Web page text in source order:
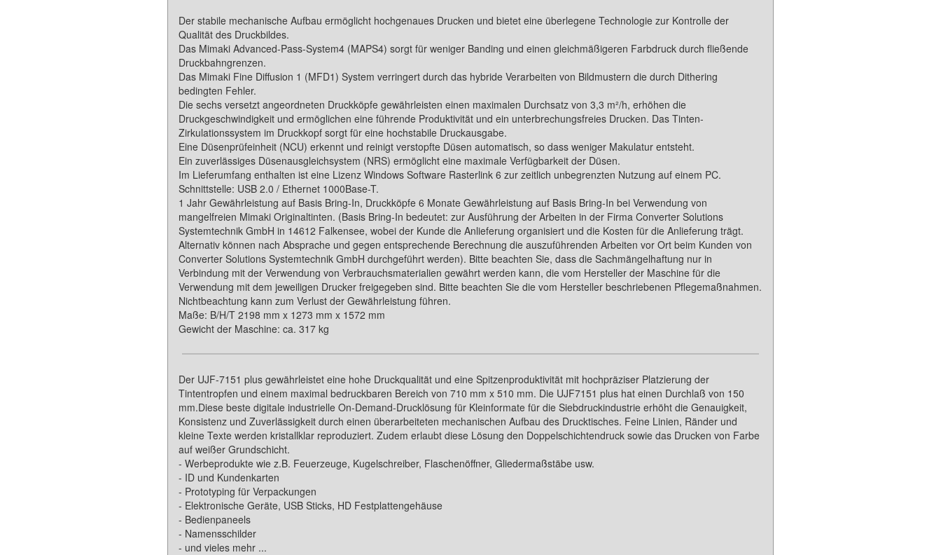
Der stabile mechanische Aufbau ermöglicht hochgenaues Drucken und bietet eine überlegene Technologie zur Kontrolle der
Qualität des Druckbildes.
Das Mimaki Advanced-Pass-System4 (MAPS4) sorgt für weniger Banding und einen gleichmäßigeren Farbdruck durch fließende
Druckbahngrenzen.
Das Mimaki Fine Diffusion 1 (MFD1) System verringert durch das hybride Verarbeiten von Bildmustern die durch Dithering
bedingten Fehler.
Die sechs versetzt angeordneten Druckköpfe gewährleisten einen maximalen Durchsatz von 3,3 m²/h, erhöhen die
Druckgeschwindigkeit und ermöglichen eine führende Produktivität und ein unterbrechungsfreies Drucken. Das Tinten-
Zirkulationssystem im Druckkopf sorgt für eine hochstabile Druckausgabe.
Eine Düsenprüfeinheit (NCU) erkennt und reinigt verstopfte Düsen automatisch, so dass weniger Makulatur entsteht.
Ein zuverlässiges Düsenausgleichsystem (NRS) ermöglicht eine maximale Verfügbarkeit der Düsen.
Im Lieferumfang enthalten ist eine Lizenz Windows Software Rasterlink 6 zur zeitlich unbegrenzten Nutzung auf einem PC.
Schnittstelle: USB 2.0 / Ethernet 1000Base-T.
1 Jahr Gewährleistung auf Basis Bring-In, Druckköpfe 6 Monate Gewährleistung auf Basis Bring-In bei Verwendung von
mangelfreien Mimaki Originaltinten. (Basis Bring-In bedeutet: zur Ausführung der Arbeiten in der Firma Converter Solutions
Systemtechnik GmbH in 14612 Falkensee, wobei der Kunde die Anlieferung organisiert und die Kosten für die Anlieferung trägt.
Alternativ können nach Absprache und gegen entsprechende Berechnung die auszuführenden Arbeiten vor Ort beim Kunden von
Converter Solutions Systemtechnik GmbH durchgeführt werden). Bitte beachten Sie, dass die Sachmängelhaftung nur in
Verbindung mit der Verwendung von Verbrauchsmaterialien gewährt werden kann, die vom Hersteller der Maschine für die
Verwendung mit dem jeweiligen Drucker freigegeben sind. Bitte beachten Sie die vom Hersteller beschriebenen Pflegemaßnahmen.
Nichtbeachtung kann zum Verlust der Gewährleistung führen.
Maße: B/H/T 2198 mm x 1273 mm x 1572 mm
Gewicht der Maschine: ca. 317 kg
Der UJF-7151 plus gewährleistet eine hohe Druckqualität und eine Spitzenproduktivität mit hochpräziser Platzierung der
Tintentropfen und einem maximal bedruckbaren Bereich von 710 mm x 510 mm. Die UJF7151 plus hat einen Durchlaß von 150
mm.Diese beste digitale industrielle On-Demand-Drucklösung für Kleinformate für die Siebdruckindustrie erhöht die Genauigkeit,
Konsistenz und Zuverlässigkeit durch einen überarbeiteten mechanischen Aufbau des Drucktisches. Feine Linien, Ränder und
kleine Texte werden kristallklar reproduziert. Zudem erlaubt diese Lösung den Doppelschichtendruck sowie das Drucken von Farbe
auf weißer Grundschicht.
- Werbeprodukte wie z.B. Feuerzeuge, Kugelschreiber, Flaschenöffner, Gliedermaßstäbe usw.
- ID und Kundenkarten
- Prototyping für Verpackungen
- Elektronische Geräte, USB Sticks, HD Festplattengehäuse
- Bedienpaneels
- Namensschilder
- und vieles mehr ...